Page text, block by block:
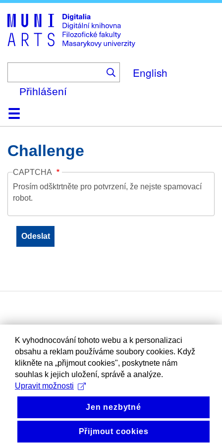
to
main
content
English
Přihlášení
DomůKolekce
Prohlížení
Vyhledávání
O platformě
Nápověda
KontaktDigitalia
Challenge
CAPTCHA
Prosím odšktrtněte pro potvrzení, že nejste spamovací
robot.
K vyhodnocování tohoto webu a k personalizaci
obsahu a reklam používáme soubory cookies. Když
klikněte na „přijmout cookies", poskytnete nám
souhlas k jejich uložení, správě a analýze.
Upravit možnosti
Jen nezbytné
Přijmout cookies